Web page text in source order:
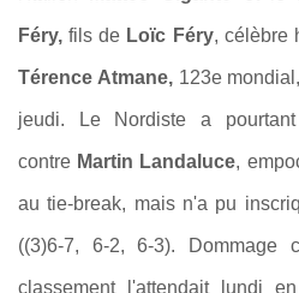
Féry, fils de Loïc Féry, célèbre
Térence Atmane, 123e
jeudi. Le Nordiste a
contre Martin Landaluce,
au tie-break, mais n'a pu
((3)6-7, 6-2, 6-3). Dommage
classement l'attendait lundi